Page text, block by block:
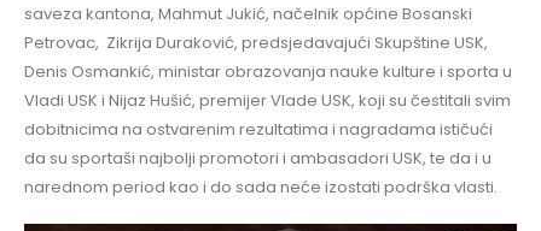
saveza kantona, Mahmut Jukić, načelnik općine Bosanski
Petrovac, Zikrija Duraković, predsjedavajući Skupštine USK,
Denis Osmankić, ministar obrazovanja nauke kulture i sporta u
Vladi USK i Nijaz Hušić, premijer Vlade USK, koji su čestitali svim
dobitnicima na ostvarenim rezultatima i nagradama ističući
da su sportaši najbolji promotori i ambasadori USK, te da i u
narednom period kao i do sada neće izostati podrška vlasti.